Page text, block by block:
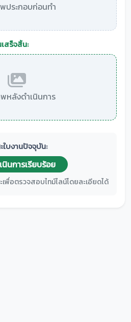
ประกอบก่อนทำ
สร็จสิ้น:
หลังดำเนินการ
ใบงานปัจจุบัน:
นินการเรียบร้อย
พื่อตรวจสอบไทม์ไลน์โดยละเอียดได้